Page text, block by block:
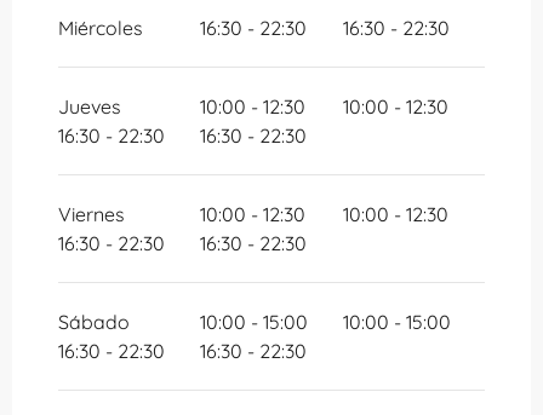
Miércoles 16:30 - 22:30 16:30 - 22:30
Jueves 10:00 - 12:30
10:00 - 12:30
16:30 - 22:30
16:30 - 22:30
Viernes 10:00 - 12:30
10:00 - 12:30
16:30 - 22:30
16:30 - 22:30
Sábado 10:00 - 15:00
10:00 - 15:00
16:30 - 22:30
16:30 - 22:30